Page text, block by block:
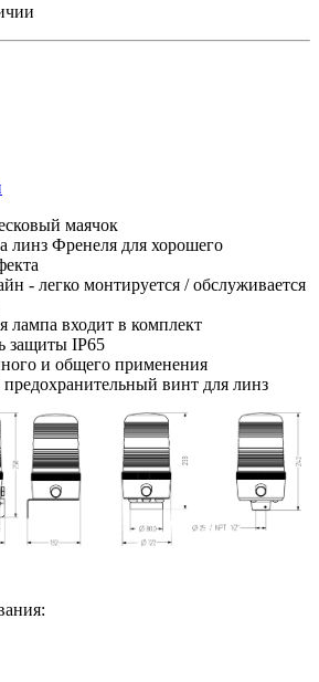
маячок
линз Френеля для хорошего
- легко монтируется / обслуживается
лампа входит в комплект
защиты IP65
и общего применения
винт для линз